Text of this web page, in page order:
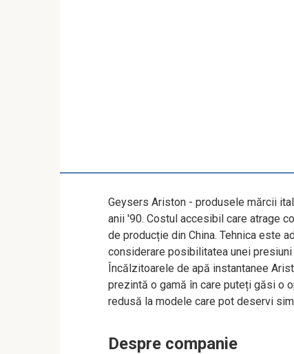
Geysers Ariston - produsele mărcii
anii '90. Costul accesibil care atrage
de producție din China. Tehnica este
considerare posibilitatea unei
Încălzitoarele de apă instantanee
prezintă o gamă în care puteți găsi o
redusă la modele care pot deservi
Despre companie